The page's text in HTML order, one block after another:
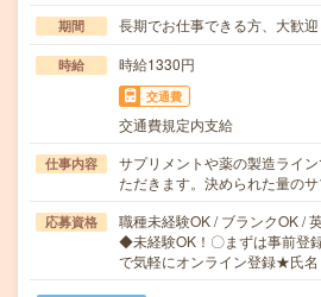
期間 長期でお仕事できる方、大歓迎
時給 時給1330円
交通費
交通費規定内支給
仕事内容
サプリメントや薬の製造ライ
ただきます。決められた量の
応募資格
職種未経験OK / ブランクOK /
◆未経験OK！〇まずは事前登
で気軽にオンライン登録★氏